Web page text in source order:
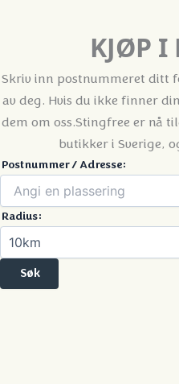
KJØP I
Skriv inn postnummeret ditt
av deg. Hvis du ikke finner
dem om oss.Stingfree er nå
butikker i Sverige,
Postnummer / Adresse:
Radius: